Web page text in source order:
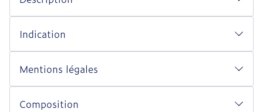
Indication
Mentions légales
Composition